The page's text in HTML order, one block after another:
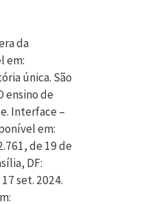
ocs2/index.php/15CRU/15CRU/paper/view/13370/0. Acesso em: 24 mar. 2026. SPOHR, Fúlvia da Silva; DALSOTTO, Mariana Parise Brandalise; CORREA, Ygor. Educação popular e pedagogia crítica: os princípios pedagógicos freirianos na formação de Educadores Populares em Saúde. Práxis Educativa, Ponta Grossa, v. 16, p. 1-19, 2021. DOI: https://doi.org/10.521